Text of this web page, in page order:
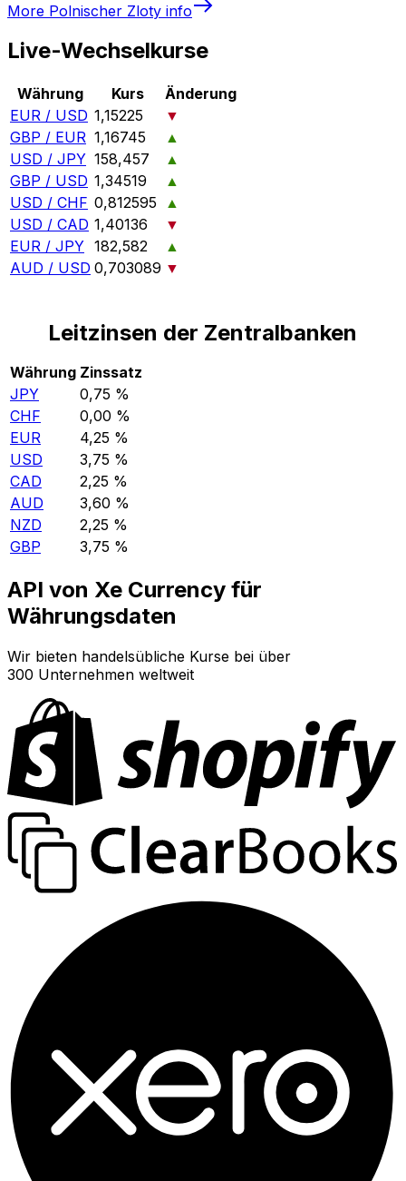
More Polnischer Zloty info
Live-Wechselkurse
Währung Kurs
Änderung
EUR / USD 1,15225
▼
GBP / EUR 1,16745
▲
USD / JPY 158,457
▲
GBP / USD 1,34519
▲
USD / CHF 0,812595
▲
USD / CAD 1,40136
▼
EUR / JPY 182,582
▲
AUD / USD 0,703089 ▼
Leitzinsen der Zentralbanken
Währung Zinssatz
JPY
0,75 %
CHF
0,00 %
EUR
4,25 %
USD
3,75 %
CAD
2,25 %
AUD
3,60 %
NZD
2,25 %
GBP
3,75 %
API von Xe Currency für
Währungsdaten
Wir bieten handelsübliche Kurse bei über
300 Unternehmen weltweit